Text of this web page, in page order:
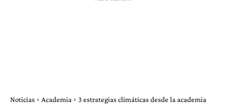
Noticias Academia 3 estrategias climáticas desde la academia